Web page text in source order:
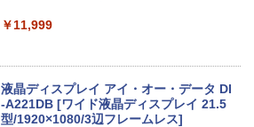
ソコン/Windows11/Windows10
【★最大100%ポイント】【第4世代 Cor
￥11,999
液晶ディスプレイ アイ・オー・データ DI
-A221DB [ワイド液晶ディスプレイ 21.5
型/1920×1080/3辺フレームレス]